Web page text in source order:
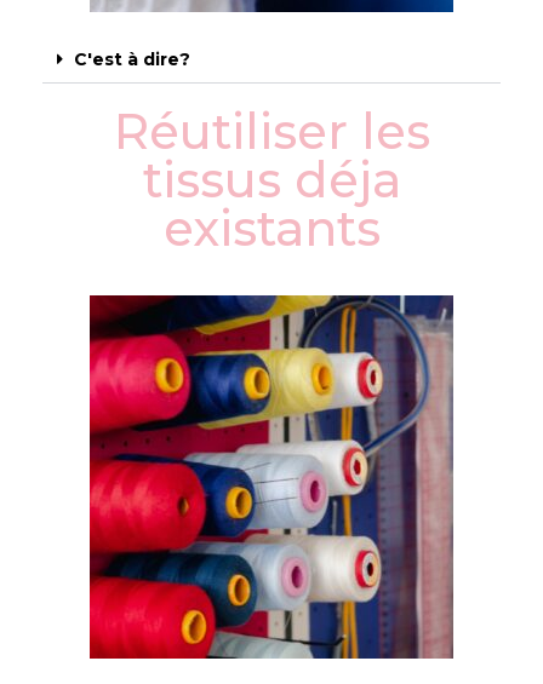
C'est à dire?
Réutiliser les
tissus déja
existants